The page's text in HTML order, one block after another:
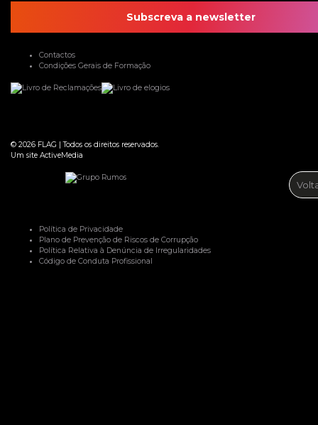
Subscreva a newsletter
Contactos
Condições Gerais de Formação
© 2026 FLAG |Todos os direitos reservados.
Um site ActiveMedia
Política de Privacidade
Plano de Prevenção de Riscos de Corrupção
Política Relativa à Denúncia de Irregularidades
Código de Conduta Profissional